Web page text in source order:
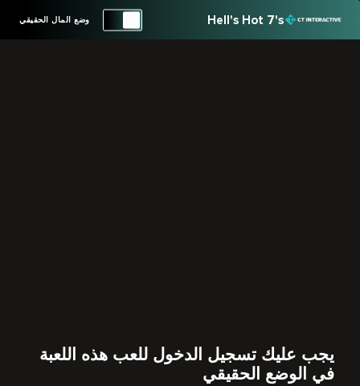
Hell's Hot 7's وضع المال الحقيقي
يجب عليك تسجيل الدخول للعب هذه اللعبة
في الوضع الحقيقي